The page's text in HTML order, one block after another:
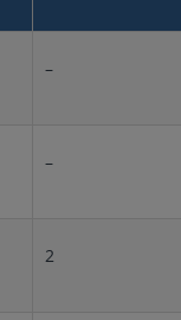
–
–
2